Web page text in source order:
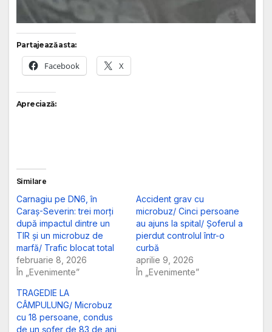
Partajează asta:
Facebook X
Apreciază:
Similare
Carnagiu pe DN6, în
Caraș-Severin: trei morți
după impactul dintre un
TIR și un microbuz de
marfă/ Trafic blocat total
februarie 8, 2026
În „Evenimente”
Accident grav cu
microbuz/ Cinci persoane
au ajuns la spital/ Șoferul a
pierdut controlul într-o
curbă
aprilie 9, 2026
În „Evenimente”
TRAGEDIE LA
CÂMPULUNG/ Microbuz
cu 18 persoane, condus
de un șofer de 83 de ani,